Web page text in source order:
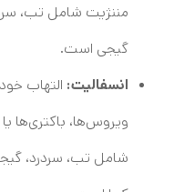
مننژیت شامل تب،
گیجی است.
انسفالیت: التهاب
ویروس‌ها، باکتری‌ها
شامل تب، سردرد،